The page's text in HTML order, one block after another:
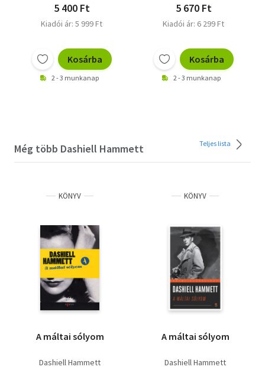
5 400 Ft
Kiadói ár: 5 999 Ft
Kosárba
2 - 3 munkanap
5 670 Ft
Kiadói ár: 6 299 Ft
Kosárba
2 - 3 munkanap
Még több Dashiell Hammett Teljes lista
KÖNYV
A máltai sólyom
Dashiell Hammett
KÖNYV
A máltai sólyom
Dashiell Hammett